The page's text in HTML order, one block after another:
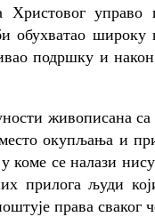
Христовог
обухватао
подршку и
живописана
окупљања и
коме се налази
прилога људи
права сваког